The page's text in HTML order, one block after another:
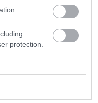
protection.
hogy hamis lenne.
várhatók, amelyekről később
konvojon. Az akció
Ukrajnának.
fellépése. A